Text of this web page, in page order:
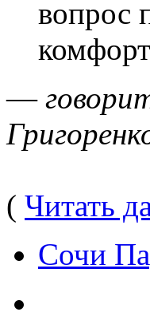
вопрос
—
( Читать
Сочи